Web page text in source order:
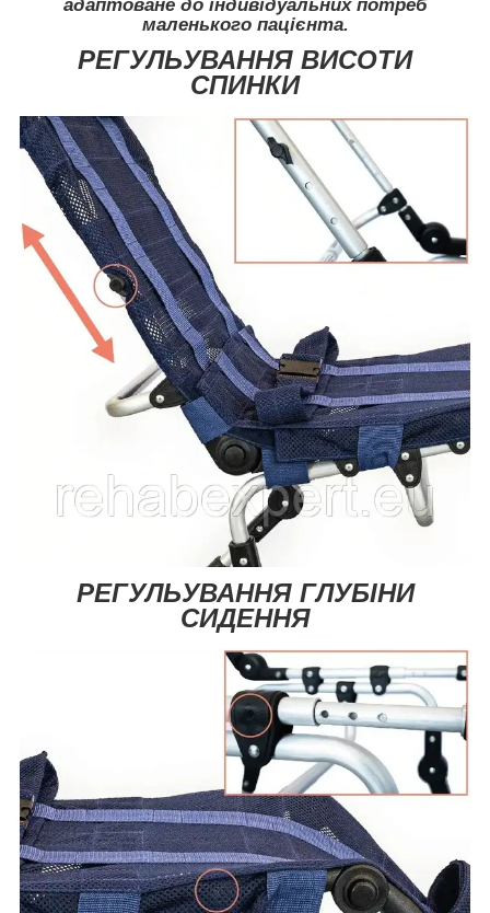
адаптоване до індивідуальних потреб
маленького пацієнта.
РЕГУЛЬУВАННЯ ВИСОТИ
СПИНКИ
РЕГУЛЬУВАННЯ ГЛУБІНИ
СИДЕННЯ